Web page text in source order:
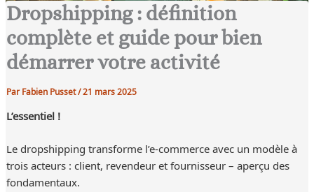
Dropshipping : définition
complète et guide pour bien
démarrer votre activité
ParFabien Pusset/21 mars 2025
L’essentiel !
Le dropshipping transforme l’e-commerce avec un modèle à
trois acteurs : client, revendeur et fournisseur – aperçu des
fondamentaux.